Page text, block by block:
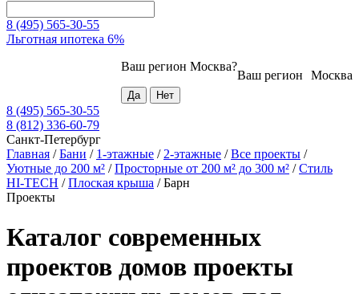
8 (495) 565-30-55
Льготная ипотека 6%
Москва
Ваш регион
Ваш регион Москва?
8 (495) 565-30-55
8 (812) 336-60-79
Санкт-Петербург
Главная /Бани / 1-этажные / 2-этажные /Все проекты /
Уютные до 200 м² /Просторные от 200 м² до 300 м² /Стиль
HI-TECH /Плоская крыша /Барн
Проекты
Каталог современных
проектов домов проекты